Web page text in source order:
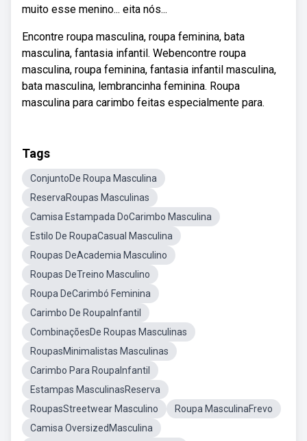
muito esse menino... eita nós...
Encontre roupa masculina, roupa feminina, bata
masculina, fantasia infantil. Webencontre roupa
masculina, roupa feminina, fantasia infantil masculina,
bata masculina, lembrancinha feminina. Roupa
masculina para carimbo feitas especialmente para.
Tags
ConjuntoDe Roupa Masculina
ReservaRoupas Masculinas
Camisa Estampada DoCarimbo Masculina
Estilo De RoupaCasual Masculina
Roupas DeAcademia Masculino
Roupas DeTreino Masculino
Roupa DeCarimbó Feminina
Carimbo De RoupaInfantil
CombinaçõesDe Roupas Masculinas
RoupasMinimalistas Masculinas
Carimbo Para RoupaInfantil
Estampas MasculinasReserva
RoupasStreetwear Masculino
Roupa MasculinaFrevo
Camisa OversizedMasculina